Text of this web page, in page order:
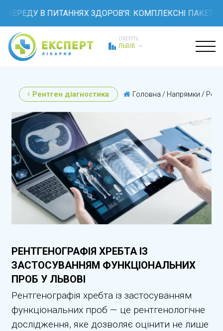
В ПИТАННЯХ ЗДОРОВ'Я: КОМПЛЕКСНІ ПАКЕТИ
ОБЕРІТЬ
ЛЬВІВ
Рентген діагностика Головна / Напрямки /
РЕНТГЕНОГРАФІЯ ХРЕБТА ІЗ
ЗАСТОСУВАННЯМ ФУНКЦІОНАЛЬНИХ
ПРОБ У ЛЬВОВІ
Рентгенографія хребта із застосуванням
функціональних проб — це рентгенологічне
дослідження, яке дозволяє оцінити не лише